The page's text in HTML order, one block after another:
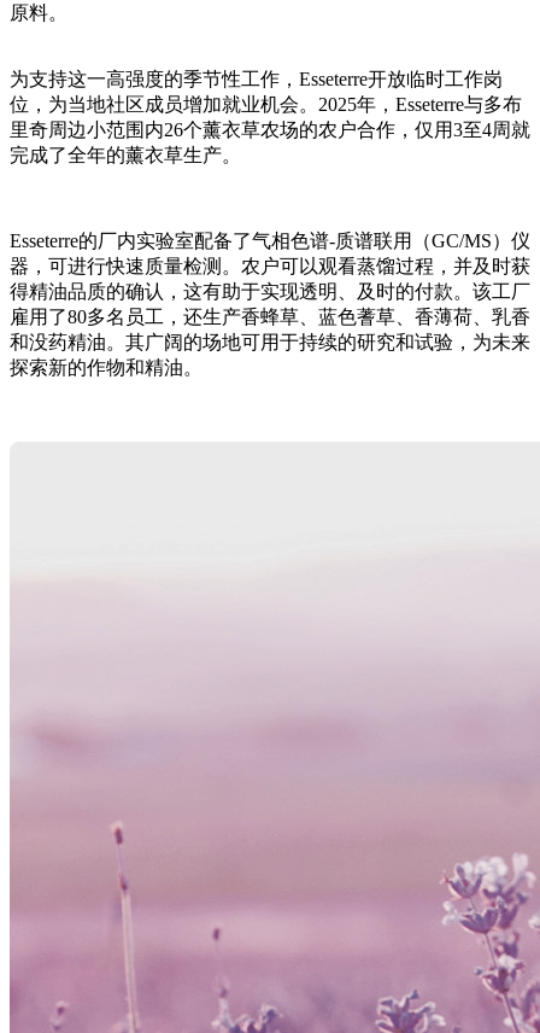
原料。
为支持这一高强度的季节性工作，Esseterre开放临时工作岗
位，为当地社区成员增加就业机会。2025年，Esseterre与多布
里奇周边小范围内26个薰衣草农场的农户合作，仅用3至4周就
完成了全年的薰衣草生产。
Esseterre的厂内实验室配备了气相色谱-质谱联用（GC/MS）仪
器，可进行快速质量检测。农户可以观看蒸馏过程，并及时获
得精油品质的确认，这有助于实现透明、及时的付款。该工厂
雇用了80多名员工，还生产香蜂草、蓝色蓍草、香薄荷、乳香
和没药精油。其广阔的场地可用于持续的研究和试验，为未来
探索新的作物和精油。